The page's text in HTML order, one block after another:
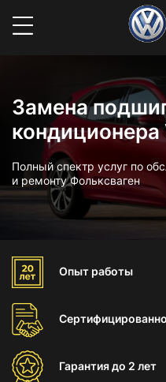
Замена
Полный спектр услуг по
и ремонту Фольксваген
Опыт работы
Гарантиядо 2 лет